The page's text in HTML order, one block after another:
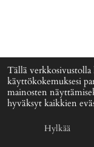
Tällä verkkosivustolla
käyttökokemuksesi
mainosten
hyväksyt kaikkien
Hylkää
© 2024 - 2026 Signefia
Palvelun tarjoaaWebador